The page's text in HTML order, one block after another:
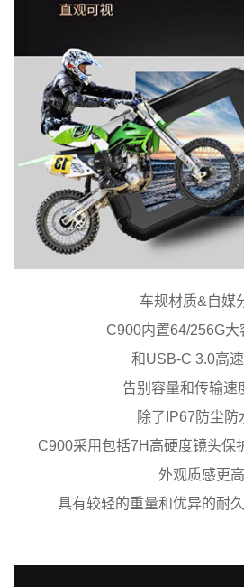
车规材质&自媒
C900内置64/256G大
和USB-C 3.0高
告别容量和传输速
除了IP67防尘防
C900采用包括7H高硬度镜头保
外观质感更高
具有较轻的重量和优异的耐